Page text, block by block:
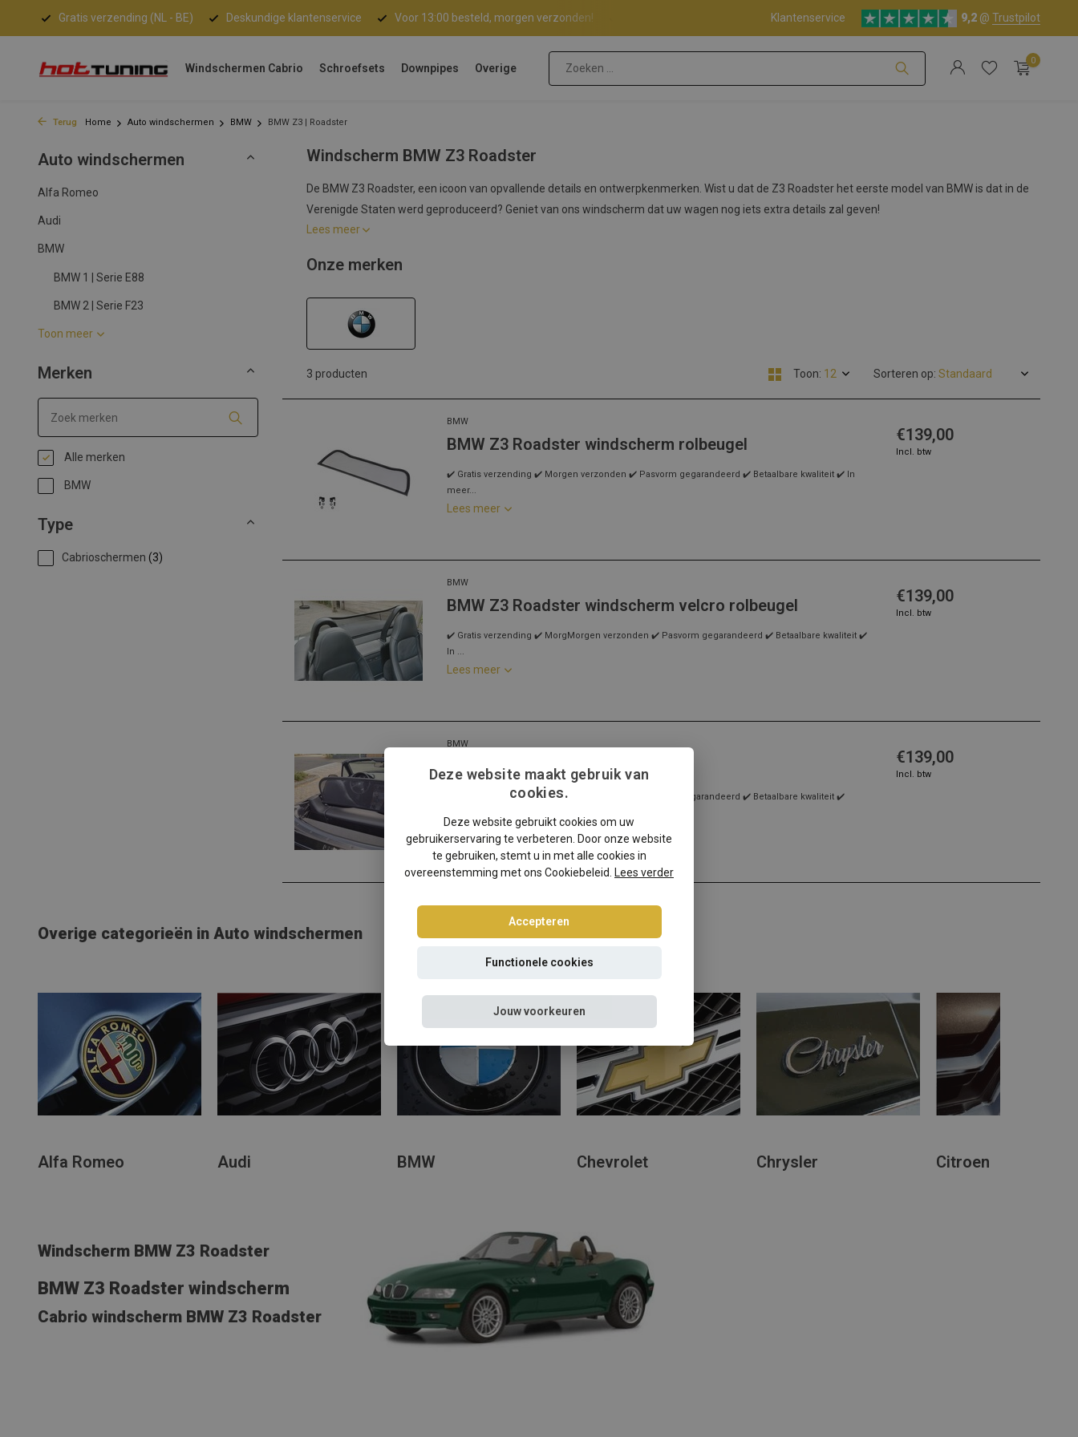
Gratis verzending (NL - BE) Deskundige klantenservice Voor 13:00 besteld, morgen verzonden! Deskundige klantenservice
Klantenservice 9,2 @ Trustpilot
Windschermen Cabrio Schroefsets Downpipes Overige
0
Terug Home Auto windschermen BMW BMW Z3 | Roadster
Auto windschermen
Alfa Romeo
Audi
BMW
BMW 1 | Serie E88
BMW 2 | Serie F23
Toon meer
Merken
Alle merken
BMW
Type
Cabrioschermen (3)
Windscherm BMW Z3 Roadster
De BMW Z3 Roadster, een icoon van opvallende details en ontwerpkenmerken. Wist u dat de Z3 Roadster het eerste model van BMW is dat in de
Verenigde Staten werd geproduceerd? Geniet van ons windscherm dat uw wagen nog iets extra details zal geven!
Lees meer
Onze merken
3 producten Toon: Sorteren op:
BMW
BMW Z3 Roadster windscherm rolbeugel
✔️ Gratis verzending ✔️ Morgen verzonden ✔️ Pasvorm gegarandeerd ✔️ Betaalbare kwaliteit ✔️ In
meer...
Lees meer
€139,00
Incl. btw
BMW
BMW Z3 Roadster windscherm velcro rolbeugel
✔️ Gratis verzending ✔️ MorgMorgen verzonden ✔️ Pasvorm gegarandeerd ✔️ Betaalbare kwaliteit ✔️
In ...
Lees meer
€139,00
Incl. btw
BMW
BMW Z3 Widebody windscherm
✔️ Gratis verzending ✔️ Morgen verzonden ✔️ Pasvorm gegarandeerd ✔️ Betaalbare kwaliteit ✔️
€139,00
Incl. btw
Overige categorieën in Auto windschermen
Alfa Romeo Audi BMW Chevrolet Chrysler Citroen
Windscherm BMW Z3 Roadster
BMW Z3 Roadster windscherm
Cabrio windscherm BMW Z3 Roadster
Deze website maakt gebruik van
cookies.
Deze website gebruikt cookies om uw
gebruikerservaring te verbeteren. Door onze website
te gebruiken, stemt u in met alle cookies in
overeenstemming met ons Cookiebeleid.
Lees verder
Accepteren
Functionele cookies
Jouw voorkeuren